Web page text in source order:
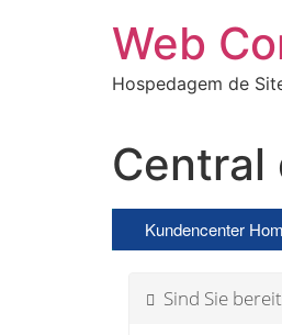
Web
Hospedagem de
Central
Kundencenter
Sind Sie